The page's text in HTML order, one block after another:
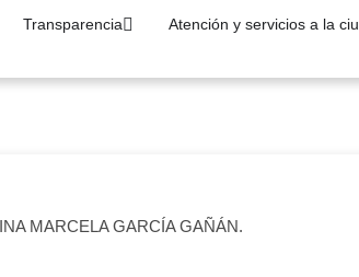
Transparencia Atención y servicios a la
MARCELA GARCÍA GAÑÁN.